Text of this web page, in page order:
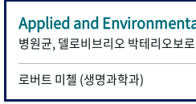
Applied and
병원균, 델로비브리오 박테리오보
로버트 미첼 (생명과학과)